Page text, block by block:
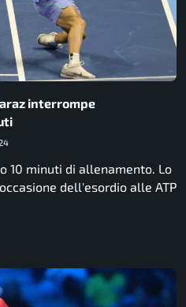
interrompe
10 minuti di allenamento. Lo
dell'esordio alle ATP